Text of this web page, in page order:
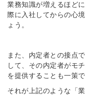
業務知識が増えるほど
際に入社してからの心
ょう。
また、内定者との接点
して、その内定者がモ
を提供することも一策で
それが上記のような「